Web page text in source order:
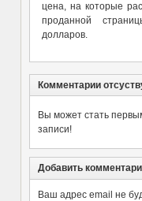
цена, на которые
проданной
долларов.
Комментарии
Вы может стать
записи!
Добавить
Ваш адрес email не